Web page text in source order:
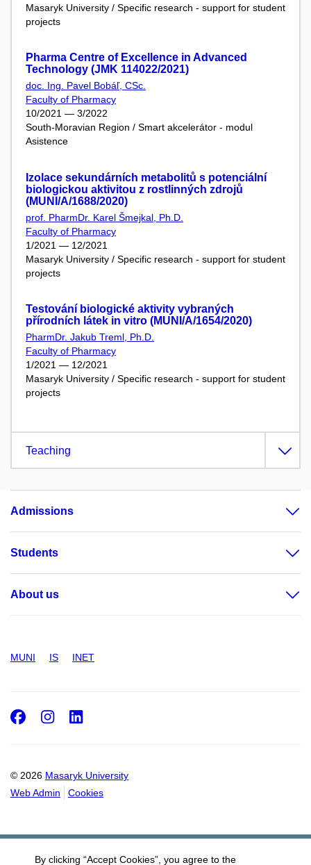
Masaryk University / Specific research - support for student
projects
Pharma Centre of Excellence in Advanced
Technology (JMK 114022/2021)
doc. Ing. Pavel Bobáľ, CSc.
Faculty of Pharmacy
10/2021 — 3/2022
South-Moravian Region / Smart akcelerátor - modul
Asistence
Izolace sekundárních metabolitů s potenciální
biologickou aktivitou z rostlinných zdrojů
(MUNI/A/1688/2020)
prof. PharmDr. Karel Šmejkal, Ph.D.
Faculty of Pharmacy
1/2021 — 12/2021
Masaryk University / Specific research - support for student
projects
Testování biologické aktivity vybraných
přírodních látek in vitro (MUNI/A/1654/2020)
PharmDr. Jakub Treml, Ph.D.
Faculty of Pharmacy
1/2021 — 12/2021
Masaryk University / Specific research - support for student
projects
Teaching
Admissions
Students
About us
MUNI IS INET
© 2026 Masaryk University
Web Admin
Cookies
Facebook
Instagram
By clicking “Accept Cookies”, you agree to the